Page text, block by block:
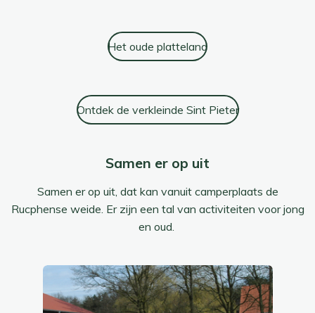
Het oude platteland
Ontdek de verkleinde Sint Pieter
Samen er op uit
Samen er op uit, dat kan vanuit camperplaats de
Rucphense weide. Er zijn een tal van activiteiten voor jong
en oud.